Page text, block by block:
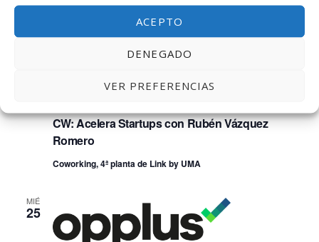
ACEPTO
DENEGADO
VER PREFERENCIAS
CW: Acelera Startups con Rubén Vázquez
Romero
Coworking, 4ª planta de Link by UMA
MIÉ
25